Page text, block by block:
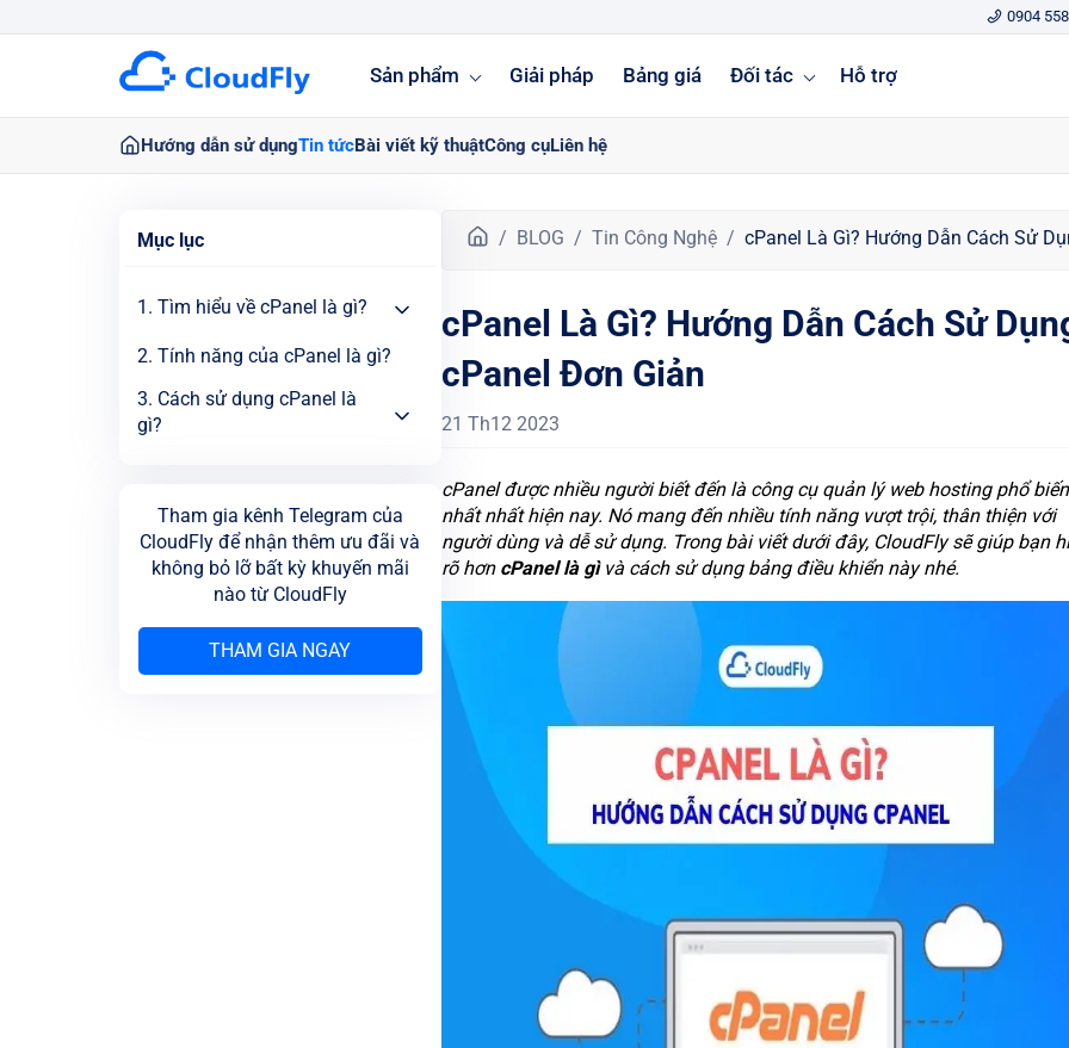
0904
Sản phẩm Giải pháp Bảng giá Đối tác Hỗ trợ
Hướng dẫn sử dụngTin tứcBài viết kỹ thuậtCông cụLiên hệ
Mục lục
1. Tìm hiểu về cPanel là gì?
2. Tính năng của cPanel là gì?
3. Cách sử dụng cPanel là
gì?
Tham gia kênh Telegram của
CloudFly để nhận thêm ưu đãi và
không bỏ lỡ bất kỳ khuyến mãi
nào từ CloudFly
THAM GIA NGAY
T
n
g
c
h
ủ
BLOG Tin Công Nghệ cPanel Là Gì? Hướng Dẫn Cách Sử
cPanel Là Gì? Hướng Dẫn Cách Sử
cPanel Đơn Giản
21 Th12 2023
cPanel được nhiều người biết đến là công cụ quản lý web hosting phổ biến
nhất nhất hiện nay. Nó mang đến nhiều tính năng vượt trội, thân thiện với
người dùng và dễ sử dụng. Trong bài viết dưới đây, CloudFly sẽ giúp bạn
rõ hơn cPanel là gìvà cách sử dụng bảng điều khiển này nhé.